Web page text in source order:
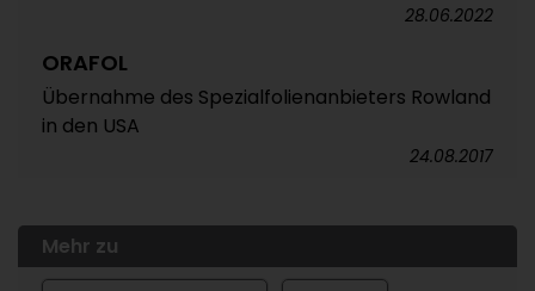
28.06.2022
ORAFOL
Übernahme des Spezialfolienanbieters Rowland
in den USA
24.08.2017
Mehr zu